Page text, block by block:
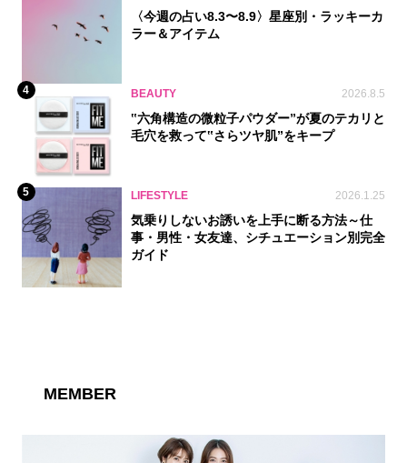
〈今週の占い8.3〜8.9〉星座別・ラッキーカ
ラー＆アイテム
4 BEAUTY 2026.8.5
‟六角構造の微粒子パウダー”が夏のテカリと
毛穴を救って‟さらツヤ肌”をキープ
5 LIFESTYLE 2026.1.25
気乗りしないお誘いを上手に断る方法～仕
事・男性・女友達、シチュエーション別完全
ガイド
MEMBER